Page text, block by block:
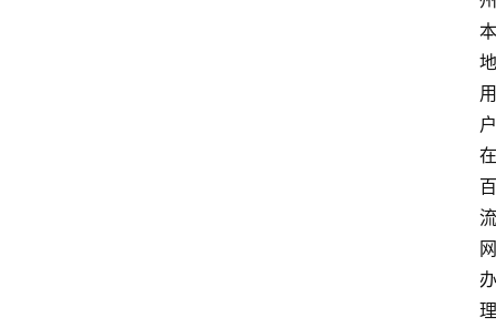
本
地
用
户
在
百
流
网
办
理